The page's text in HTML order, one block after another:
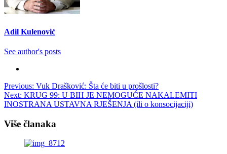
Adil Kulenović
See author's posts
Post
navigation
Previous: Vuk Drašković: Šta će biti u prošlosti?
Next: KRUG 99: U BIH JE NEMOGUĆE NAKALEMITI
INOSTRANA USTAVNA RJEŠENJA (ili o konsocijaciji)
Više članaka